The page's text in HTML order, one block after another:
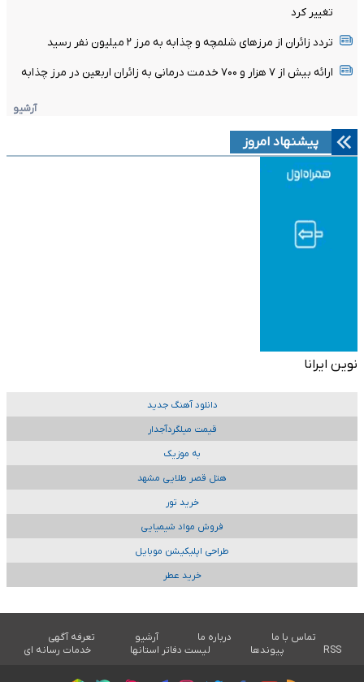
تغییر کرد
تردد زائران از مرزهای شلمچه و چذابه به مرز ۲ میلیون نفر رسید
ارائه بیش از ۷ هزار و ۷۰۰ خدمت درمانی به زائران اربعین در مرز چذابه
آرشیو
پیشنهاد امروز
نوین ایرانا
دانلود آهنگ جدید
قیمت میلگردآجدار
به موزیک
هتل قصر طلایی مشهد
خرید تور
فروش مواد شیمیایی
طراحی اپلیکیشن موبایل
خرید عطر
تماس با ما درباره ما آرشیو
تعرفه آگهی
RSS
پیوندها لیست دفاتر استانها خدمات رسانه ای